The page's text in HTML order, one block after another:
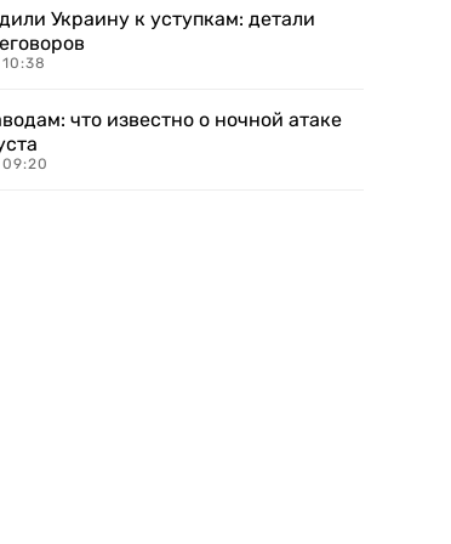
Украину к уступкам: детали
что известно о ночной атаке